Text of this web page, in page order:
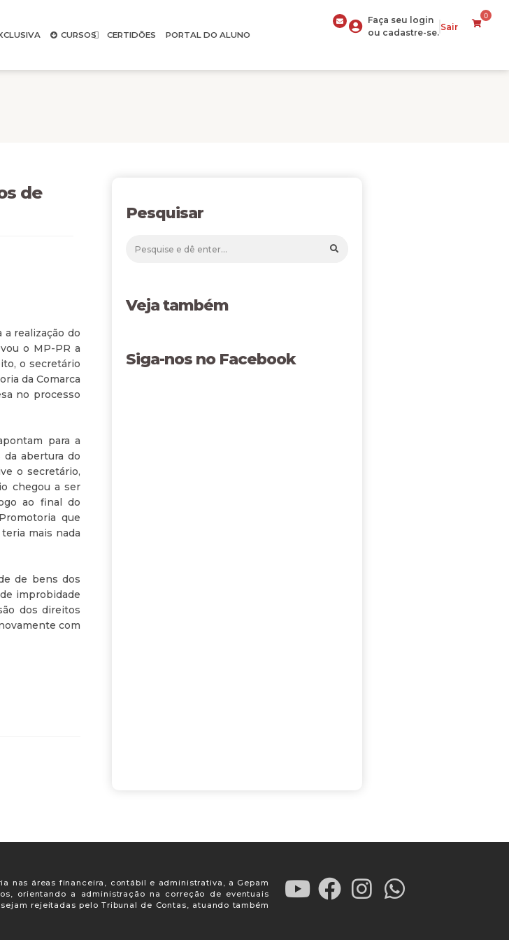
CURSOS CERTIDÕES PORTAL DO ALUNO
Faça seu login
ou cadastre-se.
Sair
0
de
realização do
o MP-PR a
o secretário
da Comarca
no processo
para a
abertura do
o secretário,
chegou a ser
ao final do
que
mais nada
de bens dos
improbidade
dos direitos
com
Pesquisar
Veja também
Siga-nos no Facebook
nas áreas financeira, contábil e administrativa, a Gepam
orientando a administração na correção de eventuais
rejeitadas pelo Tribunal de Contas, atuando também